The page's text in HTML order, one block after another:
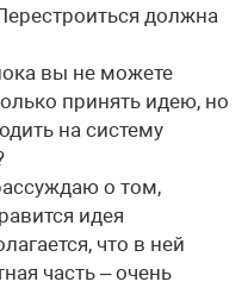
должна
вы не можете
принять идею, но
на систему
о том,
идея
что в ней
часть – очень